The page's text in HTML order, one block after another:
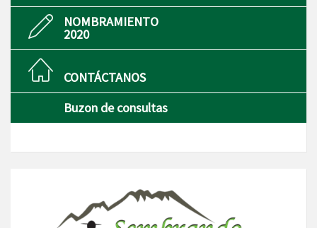
NOMBRAMIENTO
2020
CONTÁCTANOS
Buzon de consultas